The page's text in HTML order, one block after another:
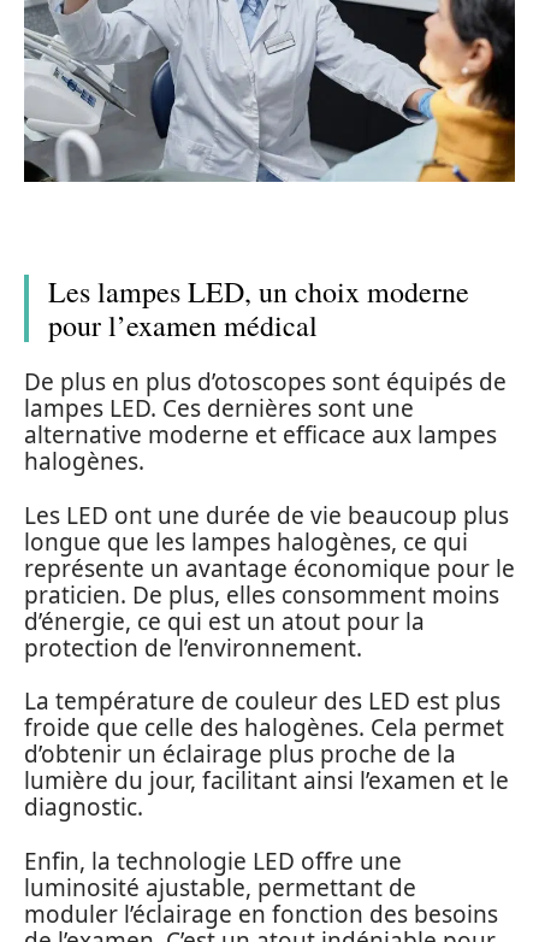
Les lampes LED, un choix moderne
pour l’examen médical
De plus en plus d’otoscopes sont équipés de
lampes LED. Ces dernières sont une
alternative moderne et efficace aux lampes
halogènes.
Les LED ont une durée de vie beaucoup plus
longue que les lampes halogènes, ce qui
représente un avantage économique pour le
praticien. De plus, elles consomment moins
d’énergie, ce qui est un atout pour la
protection de l’environnement.
La température de couleur des LED est plus
froide que celle des halogènes. Cela permet
d’obtenir un éclairage plus proche de la
lumière du jour, facilitant ainsi l’examen et le
diagnostic.
Enfin, la technologie LED offre une
luminosité ajustable, permettant de
moduler l’éclairage en fonction des besoins